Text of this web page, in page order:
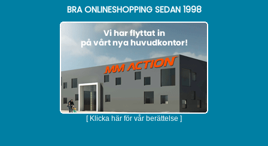
BRA ONLINESHOPPING SEDAN 1998
[ Klicka här för vår berättelse ]